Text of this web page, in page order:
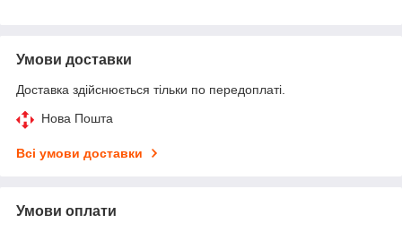
Умови доставки
Доставка здійснюється тільки по передоплаті.
Нова Пошта
Всі умови доставки
Умови оплати